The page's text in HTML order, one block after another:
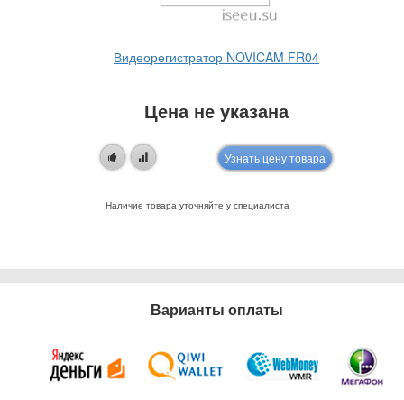
Видеорегистратор NOVICAM FR04
Цена не указана
Узнать цену товара
Наличие товара уточняйте у специалиста
Варианты оплаты